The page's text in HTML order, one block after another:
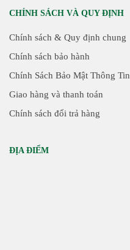
CHÍNH SÁCH VÀ QUY ĐỊNH
Chính sách & Quy định chung
Chính sách bảo hành
Chính Sách Bảo Mật Thông Tin
Giao hàng và thanh toán
Chính sách đổi trả hàng
ĐỊA ĐIỂM